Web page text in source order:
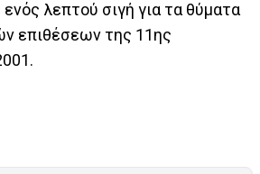
λεπτού σιγή για τα θύματα
επιθέσεων της 11ης